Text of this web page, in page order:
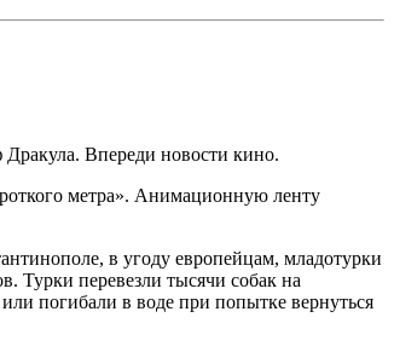
Дракула. Впереди новости кино.
метра». Анимационную ленту
в угоду европейцам, младотурки
Турки перевезли тысячи собак на
погибали в воде при попытке вернуться